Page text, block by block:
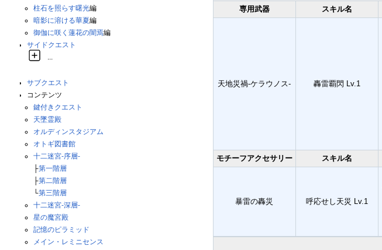
柱石を照らす曙光編
暗影に溶ける華夏編
御伽に咲く蓮花の闇焉編
サイドクエスト
サブクエスト
コンテンツ
鍵付きクエスト
天墜霊殿
オルディンスタジアム
オトギ図書館
十二迷宮-序層-
├第一階層
├第二階層
└第三階層
十二迷宮-深層-
星の魔宮殿
記憶のピラミッド
メイン・レミニセンス
専用武器
スキル名
天地災禍-ケラウノス- 轟雷覇閃 Lv.1
モチーフアクセサリー スキル名
暴雷の轟災 呼応せし天災 Lv.1